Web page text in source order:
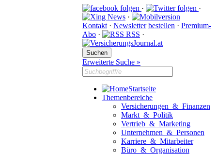
·
·
·
Kontakt · Newsletter bestellen · Premium-
Abo · RSS ·
Erweiterte Suche »
Startseite
Themenbereiche
Versicherungen & Finanzen
Markt & Politik
Vertrieb & Marketing
Unternehmen & Personen
Karriere & Mitarbeiter
Büro & Organisation